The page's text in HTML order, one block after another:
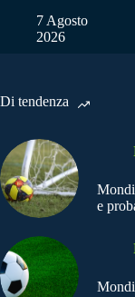
7 Agosto
2026
Di tendenza
e